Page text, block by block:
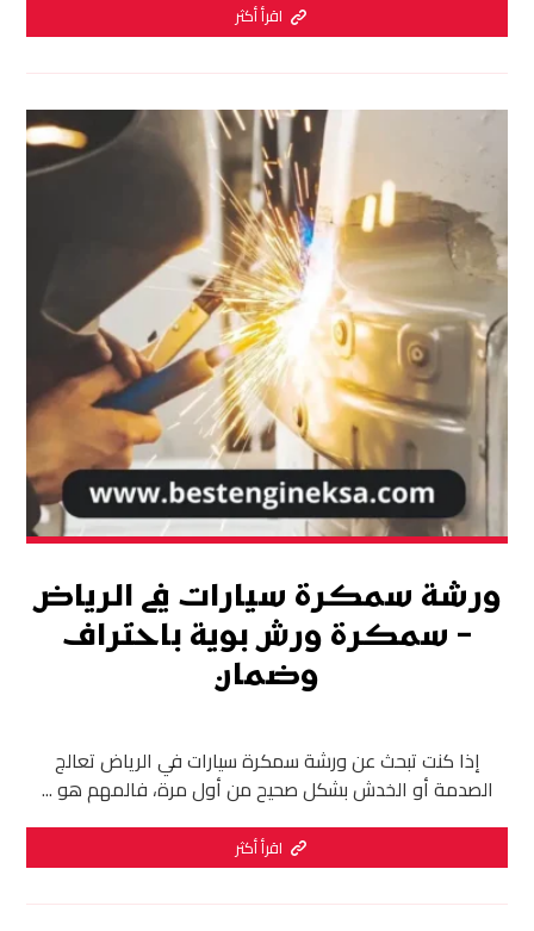
اقرأ أكثر
ورشة سمكرة سيارات في الرياض
– سمكرة ورش بوية باحتراف
وضمان
إذا كنت تبحث عن ورشة سمكرة سيارات في الرياض تعالج
الصدمة أو الخدش بشكل صحيح من أول مرة، فالمهم هو ...
اقرأ أكثر